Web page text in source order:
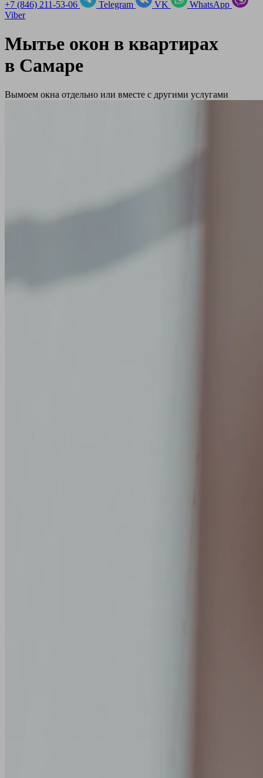
+7 (846) 211-53-06 Telegram VK
WhatsApp
Viber
Мытье окон в квартирах
в Самаре
Вымоем окна отдельно или вместе с другими услугами